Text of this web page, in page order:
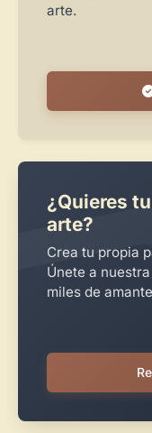
arte.
¿Quieres
arte?
Crea tu propia
Únete a
miles de